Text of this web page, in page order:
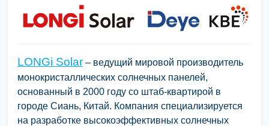
LONGi Solar – ведущий мировой производитель
монокристаллических солнечных панелей,
основанный в 2000 году со штаб-квартирой в
городе Сиань, Китай. Компания специализируется
на разработке высокоэффективных солнечных